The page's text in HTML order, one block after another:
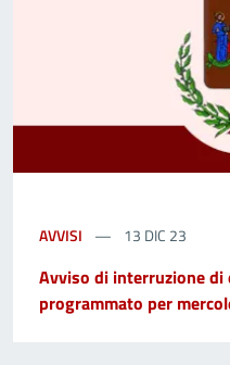
AVVISI 13 DIC 23
Avviso di interruzione di
programmato per